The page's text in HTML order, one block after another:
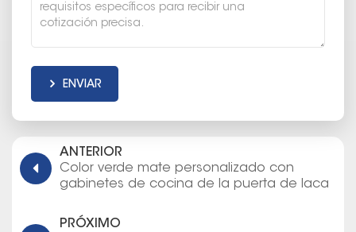
ENVIAR
ANTERIOR
Color verde mate personalizado con
gabinetes de cocina de la puerta de laca
PRÓXIMO